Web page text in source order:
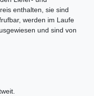
enthalten, sie sind
werden im Laufe
und sind von